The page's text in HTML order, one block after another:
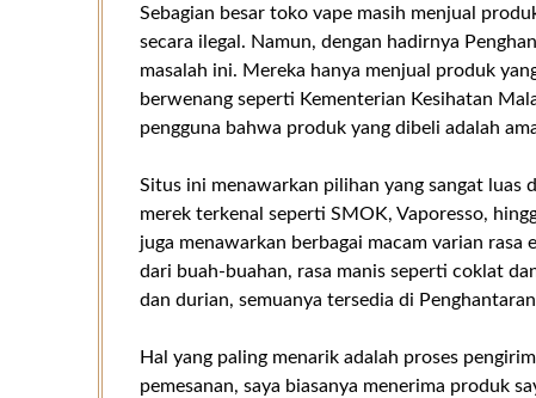
Sebagian besar toko vape masih menjual
secara ilegal. Namun, dengan hadirnya
masalah ini. Mereka hanya menjual produk
berwenang seperti Kementerian Kesihatan
pengguna bahwa produk yang dibeli adalah
Situs ini menawarkan pilihan yang sangat luas
merek terkenal seperti SMOK, Vaporesso,
juga menawarkan berbagai macam varian
dari buah-buahan, rasa manis seperti coklat
dan durian, semuanya tersedia di
Hal yang paling menarik adalah proses
pemesanan, saya biasanya menerima produk